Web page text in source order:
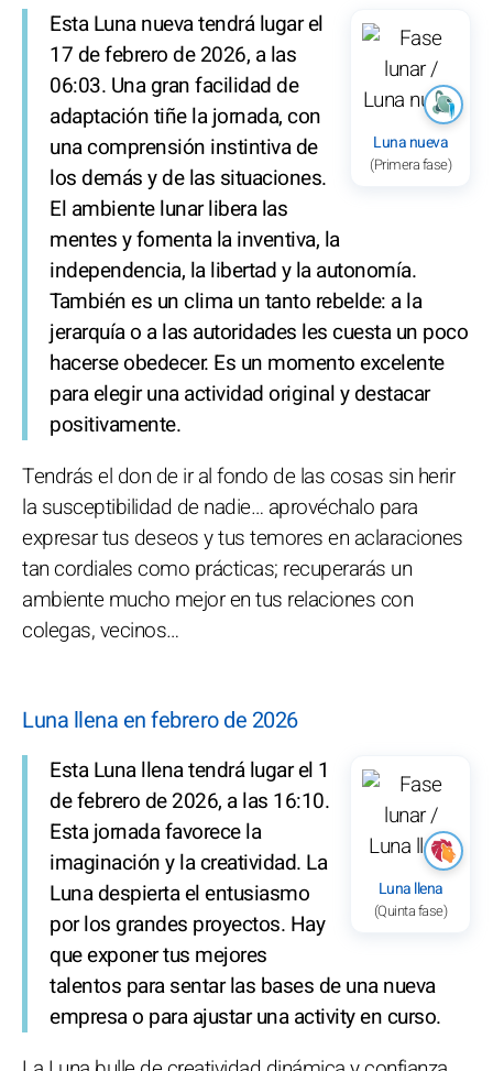
Luna nueva
(Primera fase)
Esta Luna nueva tendrá lugar el
17 de febrero de 2026, a las
06:03. Una gran facilidad de
adaptación tiñe la jornada, con
una comprensión instintiva de
los demás y de las situaciones.
El ambiente lunar libera las
mentes y fomenta la inventiva, la
independencia, la libertad y la autonomía.
También es un clima un tanto rebelde: a la
jerarquía o a las autoridades les cuesta un poco
hacerse obedecer. Es un momento excelente
para elegir una actividad original y destacar
positivamente.
Tendrás el don de ir al fondo de las cosas sin herir
la susceptibilidad de nadie… aprovéchalo para
expresar tus deseos y tus temores en aclaraciones
tan cordiales como prácticas; recuperarás un
ambiente mucho mejor en tus relaciones con
colegas, vecinos…
Luna llena en febrero de 2026
Luna llena
(Quinta fase)
Esta Luna llena tendrá lugar el 1
de febrero de 2026, a las 16:10.
Esta jornada favorece la
imaginación y la creatividad. La
Luna despierta el entusiasmo
por los grandes proyectos. Hay
que exponer tus mejores
talentos para sentar las bases de una nueva
empresa o para ajustar una activity en curso.